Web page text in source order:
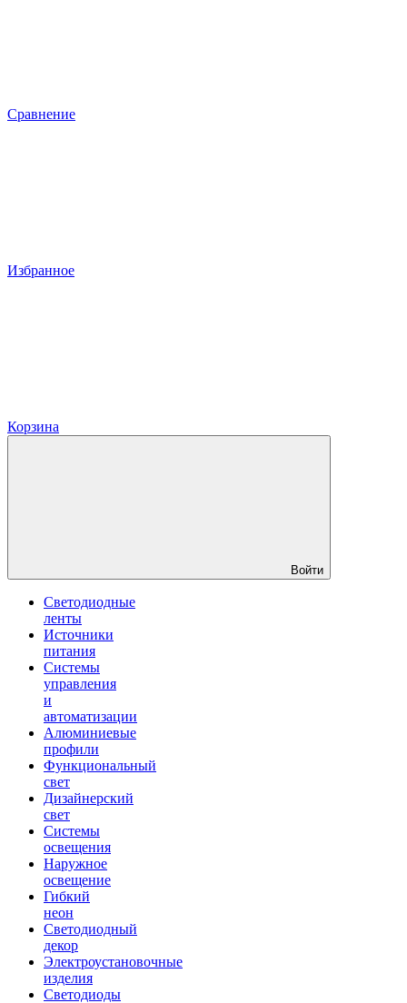
Сравнение
Избранное
Корзина
Войти
Светодиодные
ленты
Источники
питания
Системы
управления
и
автоматизации
Алюминиевые
профили
Функциональный
свет
Дизайнерский
свет
Системы
освещения
Наружное
освещение
Гибкий
неон
Светодиодный
декор
Электроустановочные
изделия
Светодиоды